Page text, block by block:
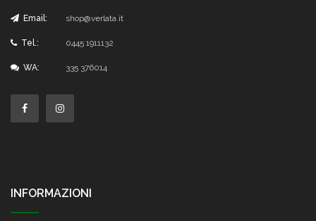
Email: shop@verlata.it
Tel.: 0445 1911132
WA: 335 376014
INFORMAZIONI